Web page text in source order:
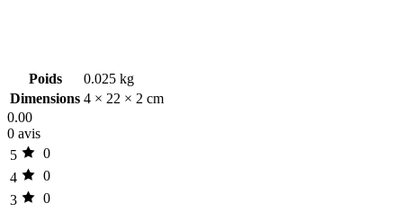
Poids
0.025 kg
Dimensions 4 × 22 × 2 cm
0.00
0 avis
5
0
4
0
3
0